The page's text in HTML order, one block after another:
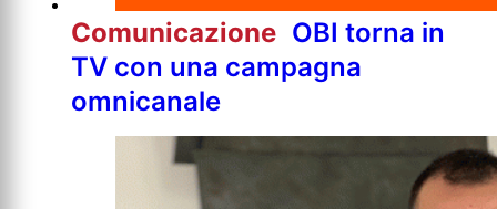
Comunicazione OBI torna in
TV con una campagna
omnicanale